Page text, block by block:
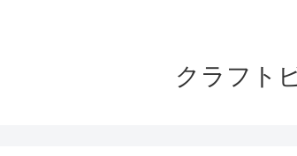
クラフト